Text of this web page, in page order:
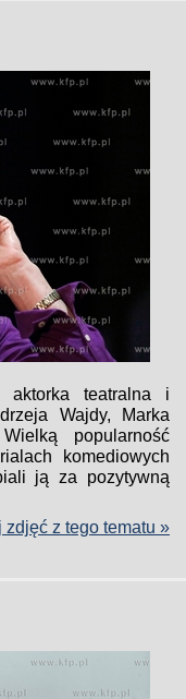
aktorka teatralna i
Wajdy, Marka
popularność
komediowych
ją za pozytywną
zdjęć z tego tematu »